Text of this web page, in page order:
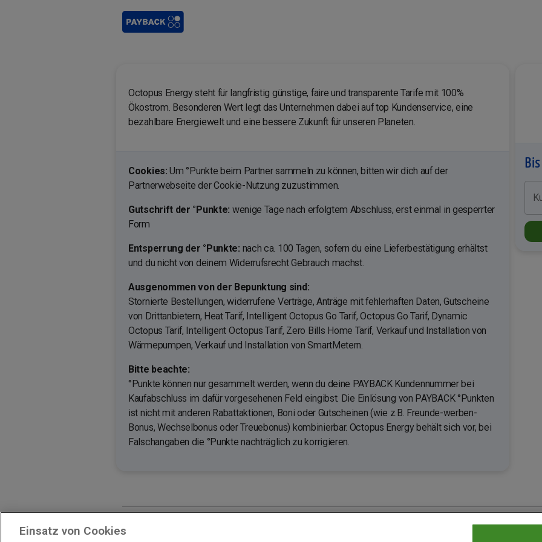
Octopus Energy steht für langfristig günstige, faire und transparente Tarife mit 100%
Ökostrom. Besonderen Wert legt das Unternehmen dabei auf top Kundenservice, eine
bezahlbare Energiewelt und eine bessere Zukunft für unseren Planeten.
Cookies: Um °Punkte beim Partner sammeln zu können, bitten wir dich auf der
Partnerwebseite der Cookie-Nutzung zuzustimmen.
Gutschrift der °Punkte: wenige Tage nach erfolgtem Abschluss, erst einmal in gesperrter
Form
Entsperrung der °Punkte: nach ca. 100 Tagen, sofern du eine Lieferbestätigung erhältst
und du nicht von deinem Widerrufsrecht Gebrauch machst.
Ausgenommen von der Bepunktung sind:
Stornierte Bestellungen, widerrufene Verträge, Anträge mit fehlerhaften Daten, Gutscheine
von Drittanbietern, Heat Tarif, Intelligent Octopus Go Tarif, Octopus Go Tarif, Dynamic
Octopus Tarif, Intelligent Octopus Tarif, Zero Bills Home Tarif, Verkauf und Installation von
Wärmepumpen, Verkauf und Installation von SmartMetern.
Bitte beachte:
°Punkte können nur gesammelt werden, wenn du deine PAYBACK Kundennummer bei
Kaufabschluss im dafür vorgesehenen Feld eingibst. Die Einlösung von PAYBACK °Punkten
ist nicht mit anderen Rabattaktionen, Boni oder Gutscheinen (wie z.B. Freunde-werben-
Bonus, Wechselbonus oder Treuebonus) kombinierbar. Octopus Energy behält sich vor, bei
Falschangaben die °Punkte nachträglich zu korrigieren.
Einsatz von Cookies